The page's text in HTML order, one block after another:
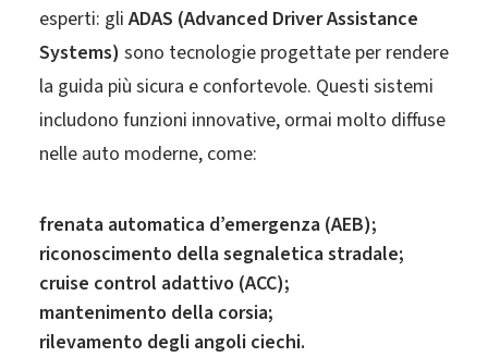
esperti: gli ADAS (Advanced Driver Assistance
Systems) sono tecnologie progettate per rendere
la guida più sicura e confortevole. Questi sistemi
includono funzioni innovative, ormai molto diffuse
nelle auto moderne, come:
frenata automatica d’emergenza (AEB);
riconoscimento della segnaletica stradale;
cruise control adattivo (ACC);
mantenimento della corsia;
rilevamento degli angoli ciechi.